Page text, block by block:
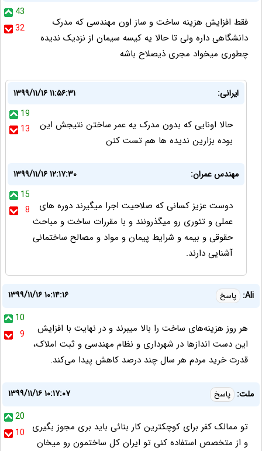
43
32
فقط افزایش هزینه ساخت و ساز اون مهندسی که مدرک
دانشگاهی داره ولی تا حالا یه کیسه سیمان از نزدیک ندیده
چطوری میخواد مجری ذیصلاح باشه
ایرانی:
۱۳۹۹/۱۱/۱۶ ۱۱:۵۶:۳۱
19
13
حالا اونایی که بدون مدرک یه عمر ساختن نتیجش این
بوده بزارین ندیده ها هم تست کنن
مهندس عمران:
۱۳۹۹/۱۱/۱۶ ۱۲:۱۷:۳۰
15
8
دوست عزیز کسانی که صلاحیت اجرا میگیرند دوره های
عملی و تئوری رو میگذرونند و با مقررات ساخت و مباحث
حقوقی و بیمه و شرایط پیمان و مواد و مصالح ساختمانی
آشنایی دارند.
Ali: پاسخ
۱۳۹۹/۱۱/۱۶ ۱۰:۱۴:۱۶
10
9
هر روز هزینه‌های ساخت را بالا میبرند و در نهایت با افزایش
این دست اندازها در شهرداری و نظام مهندسی و ثبت املاک،
قدرت خرید مردم هر سال چند درصد کاهش پیدا می‌کند.
ملت: پاسخ
۱۳۹۹/۱۱/۱۶ ۱۰:۱۷:۰۷
20
10
تو ممالک کفر برای کوچکترین کار بنائی باید بری مجوز بگیری
و از متخصص استفاده کنی تو ایران کل ساختمون رو میخان